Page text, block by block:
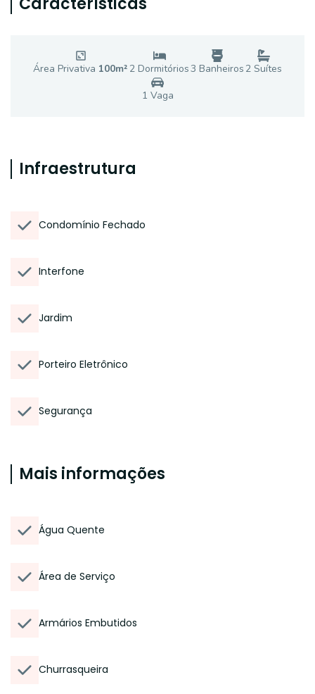
Área Privativa 100m² 2 Dormitórios3 Banheiros 2 Suítes
1 Vaga
Infraestrutura
Condomínio Fechado
Interfone
Jardim
Porteiro Eletrônico
Segurança
Mais informações
Água Quente
Área de Serviço
Armários Embutidos
Churrasqueira